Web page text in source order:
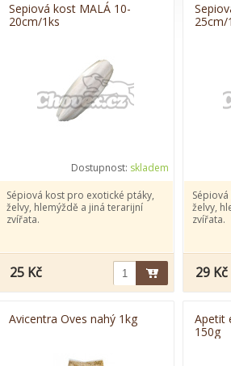
Sepiová kost MALÁ 10-
20cm/1ks
Dostupnost: skladem
Sépiová kost pro exotické ptáky,
želvy, hlemýždě a jiná terarijní
zvířata.
25 Kč
25cm/
želvy,
zvířata.
29 Kč
Avicentra Oves nahý 1kg
Apetit
150g